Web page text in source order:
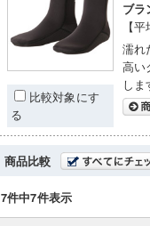
比較対象にす
る
ブラ
【
濡れ
高い
しま
商品比較
7件中7件表示